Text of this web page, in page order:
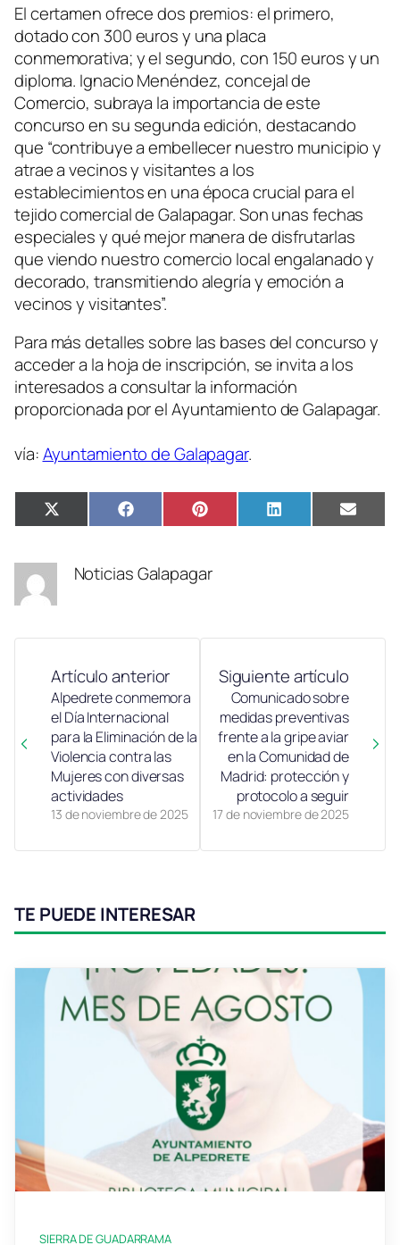
El certamen ofrece dos premios: el primero,
dotado con 300 euros y una placa
conmemorativa; y el segundo, con 150 euros y un
diploma. Ignacio Menéndez, concejal de
Comercio, subraya la importancia de este
concurso en su segunda edición, destacando
que “contribuye a embellecer nuestro municipio y
atrae a vecinos y visitantes a los
establecimientos en una época crucial para el
tejido comercial de Galapagar. Son unas fechas
especiales y qué mejor manera de disfrutarlas
que viendo nuestro comercio local engalanado y
decorado, transmitiendo alegría y emoción a
vecinos y visitantes”.
Para más detalles sobre las bases del concurso y
acceder a la hoja de inscripción, se invita a los
interesados a consultar la información
proporcionada por el Ayuntamiento de Galapagar.
vía:Ayuntamiento de Galapagar.
Compartir
en
X
(Twitter)
Compartir
en
FacebookCompartir
en
PinterestCompartir
en
LinkedIn
en
Email
Noticias Galapagar
Artículo anterior
13 de noviembre de 2025
Alpedrete conmemora
el Día Internacional
para la Eliminación de la
Violencia contra las
Mujeres con diversas
actividades
Siguiente artículo
17 de noviembre de 2025
Comunicado sobre
medidas preventivas
frente a la gripe aviar
en la Comunidad de
Madrid: protección y
protocolo a seguir
TE PUEDE INTERESAR
SIERRA DE GUADARRAMA